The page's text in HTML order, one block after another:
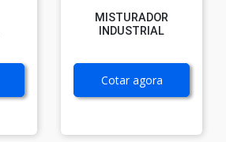
MISTURADOR
INDUSTRIAL
Cotar agora